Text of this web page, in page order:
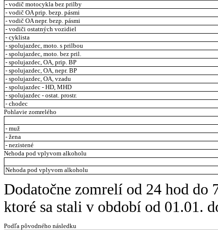
- vodič motocykla bez prilby
- vodič OA prip. bezp. pásmi
- vodič OA nepr. bezp. pásmi
- vodiči ostatných vozidiel
- cyklista
- spolujazdec, moto. s prilbou
- spolujazdec, moto. bez pril.
- spolujazdec, OA, prip. BP
- spolujazdec, OA, nepr. BP
- spolujazdec, OA, vzadu
- spolujazdec - HD, MHD
- spolujazdec - ostat. prostr.
- chodec
Pohlavie zomrelého
- muž
- žena
- nezistené
Nehoda pod vplyvom alkoholu
Nehoda pod vplyvom alkoholu
Dodatočne zomrelí od 24 hod do
ktoré sa stali v období od 01.01.
Podľa pôvodného následku